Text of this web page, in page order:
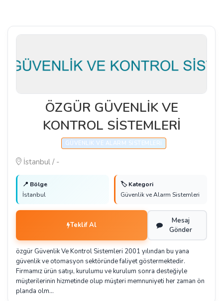
ÖZGÜR GÜVENLİK VE
KONTROL SİSTEMLERİ
GÜVENLIK VE ALARM SISTEMLERI
İstanbul / -
📍 Bölge
İstanbul
🏷️ Kategori
Güvenlik ve Alarm Sistemleri
Teklif Al
Mesaj
Gönder
özgür Güvenlik Ve Kontrol Sistemleri 2001 yılından bu yana
güvenlik ve otomasyon sektöründe faliyet göstermektedir.
Firmamız ürün satışı, kurulumu ve kurulum sonra desteğiyle
müşterilerinin hizmetinde olup müşteri memnuniyeti her zaman ön
planda olm…